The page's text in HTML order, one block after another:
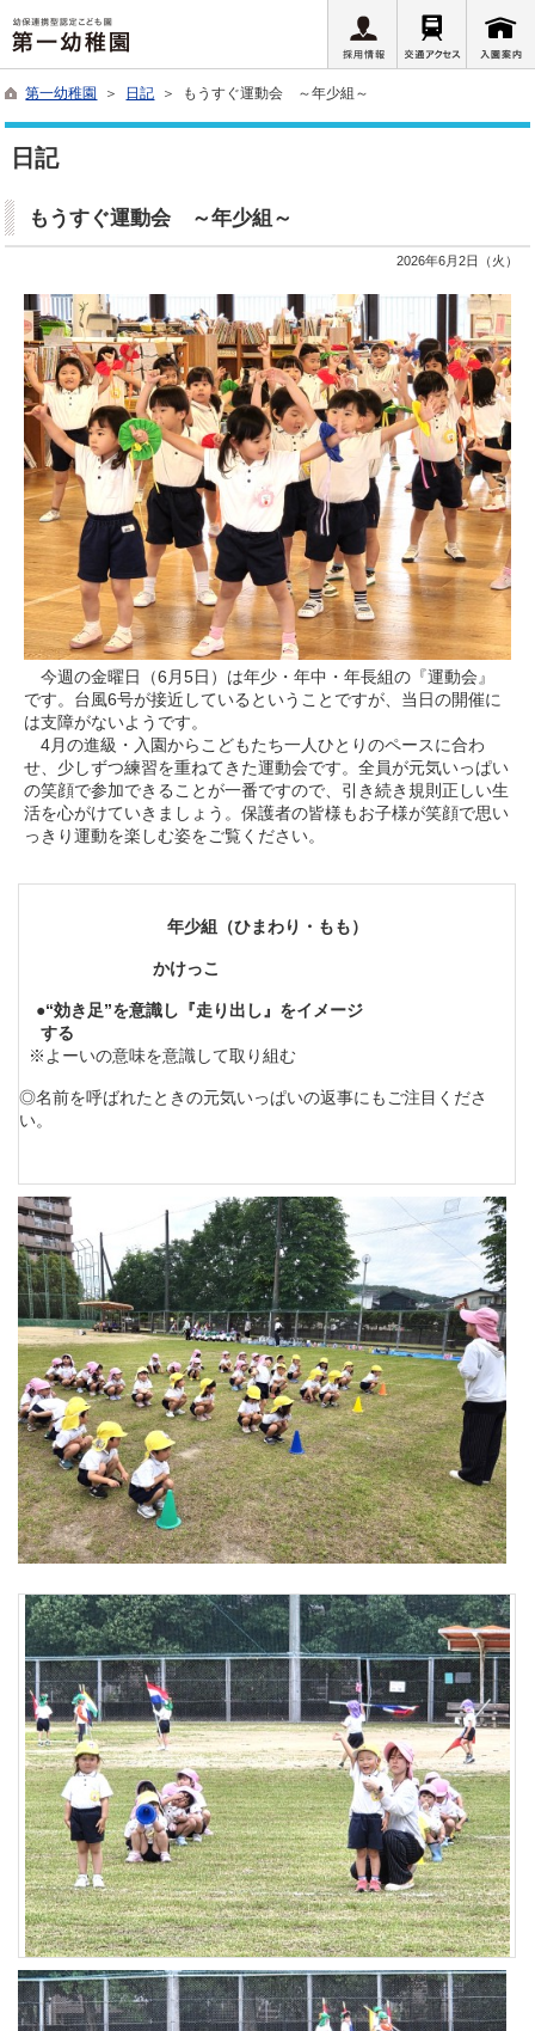
第一幼稚園 ＞ 日記 ＞ もうすぐ運動会 ～年少組～
日記
もうすぐ運動会 ～年少組～
2026年6月2日（火）
今週の金曜日（6月5日）は年少・年中・年長組の『運動会』
です。台風6号が接近しているということですが、当日の開催に
は支障がないようです。
4月の進級・入園からこどもたち一人ひとりのペースに合わ
せ、少しずつ練習を重ねてきた運動会です。全員が元気いっぱい
の笑顔で参加できることが一番ですので、引き続き規則正しい生
活を心がけていきましょう。保護者の皆様もお子様が笑顔で思い
っきり運動を楽しむ姿をご覧ください。
年少組（ひまわり・もも）
かけっこ
●“効き足”を意識し『走り出し』をイメージ
する
※よーいの意味を意識して取り組む
◎名前を呼ばれたときの元気いっぱいの返事にもご注目くださ
い。